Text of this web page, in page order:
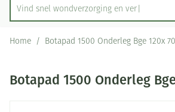
Product, merk, categorie...
Vind snel wondverzorgin
Home / Botapad 1500 Onderleg Bge 120x
Botapad 1500 Onderleg